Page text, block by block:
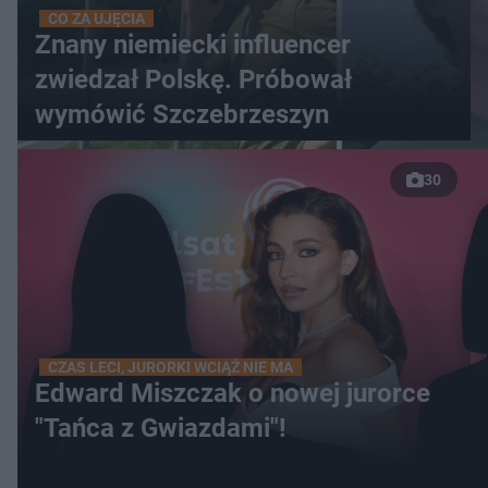
CO ZA UJĘCIA
Znany niemiecki influencer
zwiedzał Polskę. Próbował
wymówić Szczebrzeszyn
30
CZAS LECI, JURORKI WCIĄŻ NIE MA
Edward Miszczak o nowej jurorce
"Tańca z Gwiazdami"!